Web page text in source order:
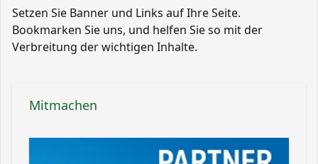
Setzen Sie Banner und Links auf Ihre Seite.
Bookmarken Sie uns, und helfen Sie so mit der
Verbreitung der wichtigen Inhalte.
Mitmachen